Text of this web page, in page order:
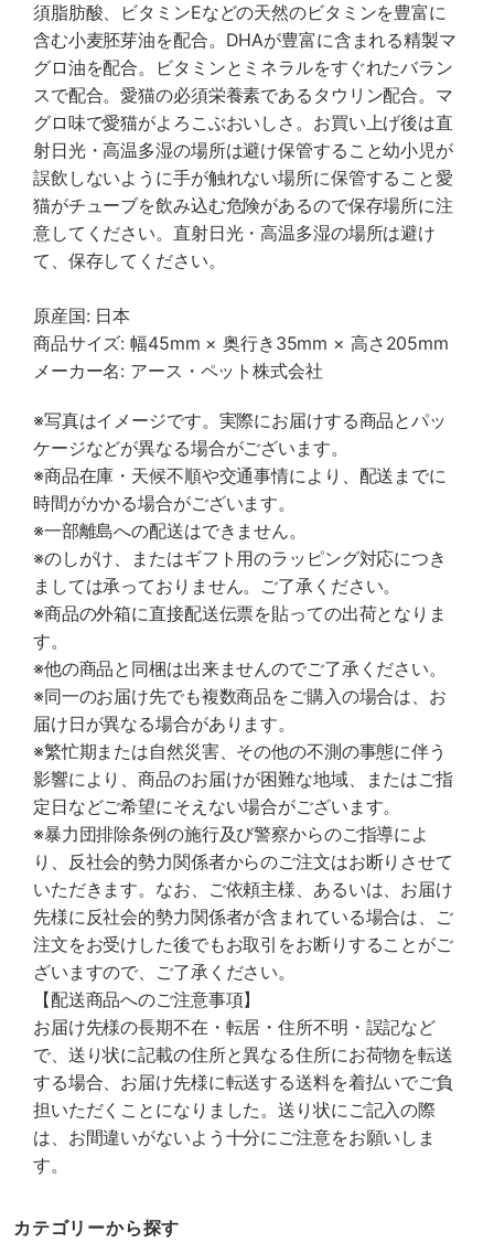
須脂肪酸、ビタミンEなどの天然のビタミンを豊富に
含む小麦胚芽油を配合。DHAが豊富に含まれる精製マ
グロ油を配合。ビタミンとミネラルをすぐれたバラン
スで配合。愛猫の必須栄養素であるタウリン配合。マ
グロ味で愛猫がよろこぶおいしさ。お買い上げ後は直
射日光・高温多湿の場所は避け保管すること幼小児が
誤飲しないように手が触れない場所に保管すること愛
猫がチューブを飲み込む危険があるので保存場所に注
意してください。直射日光・高温多湿の場所は避け
て、保存してください。
原産国: 日本
商品サイズ: 幅45mm × 奥行き35mm × 高さ205mm
メーカー名: アース・ペット株式会社
※写真はイメージです。実際にお届けする商品とパッ
ケージなどが異なる場合がございます。
※商品在庫・天候不順や交通事情により、配送までに
時間がかかる場合がございます。
※一部離島への配送はできません。
※のしがけ、またはギフト用のラッピング対応につき
ましては承っておりません。ご了承ください。
※商品の外箱に直接配送伝票を貼っての出荷となりま
す。
※他の商品と同梱は出来ませんのでご了承ください。
※同一のお届け先でも複数商品をご購入の場合は、お
届け日が異なる場合があります。
※繁忙期または自然災害、その他の不測の事態に伴う
影響により、商品のお届けが困難な地域、またはご指
定日などご希望にそえない場合がございます。
※暴力団排除条例の施行及び警察からのご指導によ
り、反社会的勢力関係者からのご注文はお断りさせて
いただきます。なお、ご依頼主様、あるいは、お届け
先様に反社会的勢力関係者が含まれている場合は、ご
注文をお受けした後でもお取引をお断りすることがご
ざいますので、ご了承ください。
【配送商品へのご注意事項】
お届け先様の長期不在・転居・住所不明・誤記など
で、送り状に記載の住所と異なる住所にお荷物を転送
する場合、お届け先様に転送する送料を着払いでご負
担いただくことになりました。送り状にご記入の際
は、お間違いがないよう十分にご注意をお願いしま
す。
カテゴリーから探す